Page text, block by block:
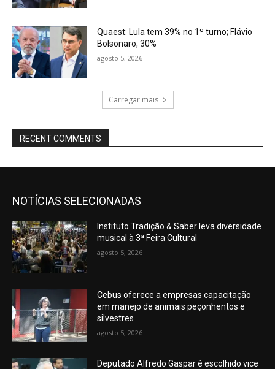
Quaest: Lula tem 39% no 1º turno; Flávio
Bolsonaro, 30%
agosto 5, 2026
Carregar mais
RECENT COMMENTS
NOTÍCIAS SELECIONADAS
Instituto Tradição & Saber leva diversidade
musical à 3ª Feira Cultural
agosto 5, 2026
Cebus oferece a empresas capacitação
em manejo de animais peçonhentos e
silvestres
agosto 5, 2026
Deputado Alfredo Gaspar é escolhido vice